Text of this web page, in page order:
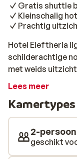
Gratis shuttle
Kleinschalig
Prachtig
Hotel Eleftheria
schilderachtige
met weids
bekend om de
dit een fijne
kamers zijn
kleuren en een
de
groene tuin vol
Lees meer
Kamertypes
2-
geschikt